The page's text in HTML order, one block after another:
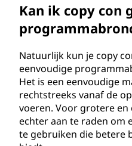
Kan ik copy con
Natuurlijk kun je copy
eenvoudige
Het is een eenvoudige
rechtstreeks vanaf de
voeren. Voor grotere en
echter aan te raden om
te gebruiken die betere